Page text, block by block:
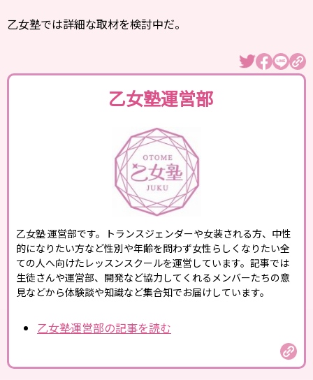
乙女塾では詳細な取材を検討中だ。
乙女塾運営部
乙女塾 運営部です。トランスジェンダーや女装される方、中性
的になりたい方など性別や年齢を問わず女性らしくなりたい全
ての人へ向けたレッスンスクールを運営しています。記事では
生徒さんや運営部、開発など協力してくれるメンバーたちの意
見などから体験談や知識など集合知でお届けしています。
乙女塾運営部の記事を読む